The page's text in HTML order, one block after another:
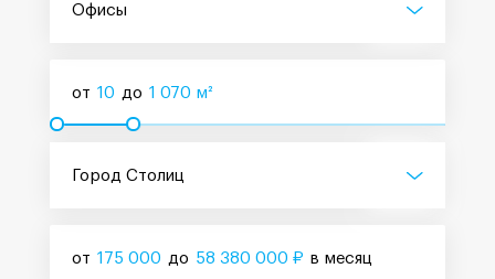
Офисы
от 10 до 1 070 м²
Город Столиц
от 175 000 до 58 380 000 ₽ в месяц